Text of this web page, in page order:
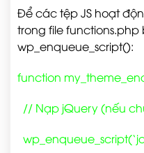
Để các tệp JS hoạt
trong filefunctions.php
wp_enqueue_script():
function
// Nạp jQuery (nếu